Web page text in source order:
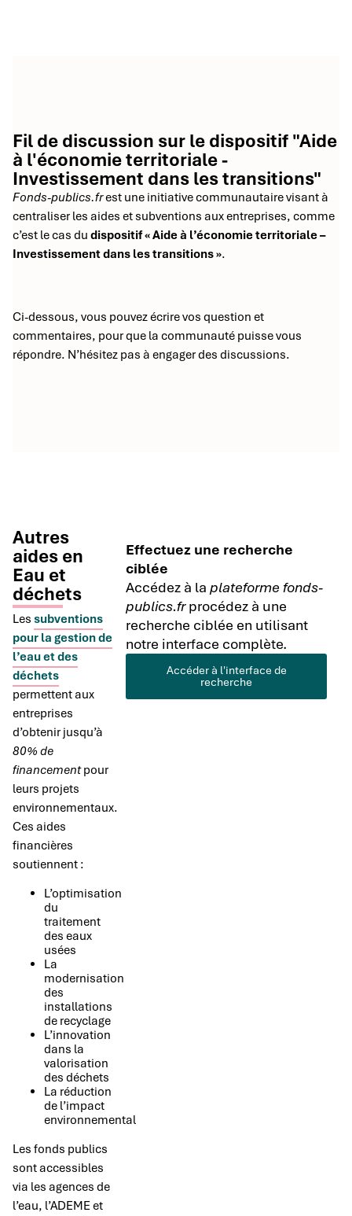
Fil de discussion sur le dispositif "Aide
à l'économie territoriale -
Investissement dans les transitions"
Fonds-publics.frest une initiative communautaire visant à
centraliser les aides et subventions aux entreprises, comme
c’est le cas du dispositif « Aide à l’économie territoriale –
Investissement dans les transitions ».
Ci-dessous, vous pouvez écrire vos question et
commentaires, pour que la communauté puisse vous
répondre. N’hésitez pas à engager des discussions.
Autres
aides en
Eau et
déchets
Les subventions
pour la gestion de
l’eau et des
déchets
permettent aux
entreprises
d’obtenir jusqu’à
80% de
financementpour
leurs projets
environnementaux.
Ces aides
financières
soutiennent :
L’optimisation
du
traitement
des eaux
usées
La
modernisation
des
installations
de recyclage
L’innovation
dans la
valorisation
des déchets
La réduction
de l’impact
environnemental
Les fonds publics
sont accessibles
via les agences de
l’eau, l’ADEME et
Effectuez une recherche
ciblée
Accédez à laplateforme fonds-
publics.frprocédez à une
recherche ciblée en utilisant
notre interface complète.
Accéder à l'interface de
recherche